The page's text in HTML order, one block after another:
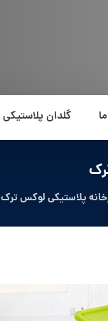
گلدان پلاستیکی
پلاستیکی لوکس ترک